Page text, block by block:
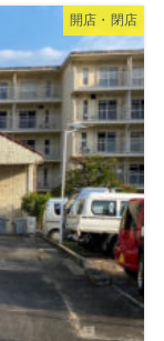
開店・閉店